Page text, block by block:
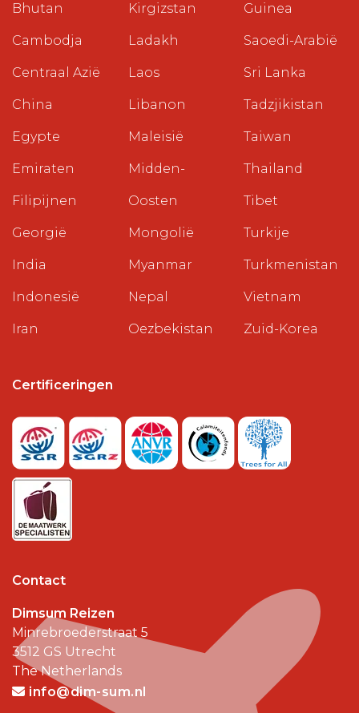
Bhutan
Cambodja
Centraal Azië
China
Egypte
Emiraten
Filipijnen
Georgië
India
Indonesië
Iran
Kirgizstan
Ladakh
Laos
Libanon
Maleisië
Midden-
Oosten
Mongolië
Myanmar
Nepal
Oezbekistan
Guinea
Saoedi-Arabië
Sri Lanka
Tadzjikistan
Taiwan
Thailand
Tibet
Turkije
Turkmenistan
Vietnam
Zuid-Korea
Certificeringen
Contact
Dimsum Reizen
Minrebroederstraat 5
3512 GS Utrecht
The Netherlands
info@dim-sum.nl